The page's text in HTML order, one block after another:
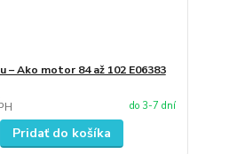
– Ako motor 84 až 102 E06383
do 3-7 dní
Pridať do košíka